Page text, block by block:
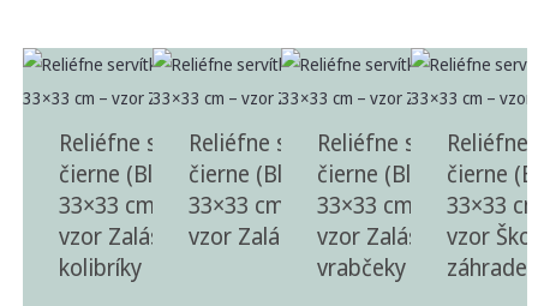
Reliéfne servítky
čierne (Black)
33×33 cm, 20 ks –
vzor Zaláskané
kolibríky
Reliéfne servítky
čierne (Black)
33×33 cm, 20 ks –
vzor Zaláskané pávy
Reliéfne servítky
čierne (Black)
33×33 cm, 20 ks –
vzor Zaláskané
vrabčeky
Reliéfne
čierne
33×33
vzor
záhrade